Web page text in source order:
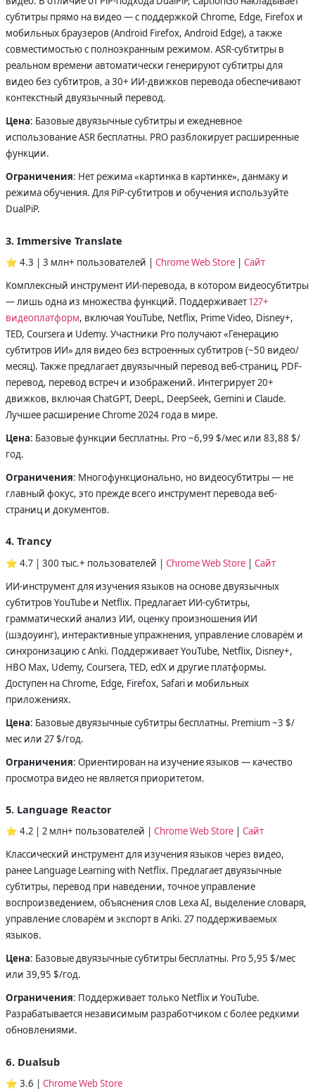
субтитры прямо на видео — с поддержкой Chrome, Edge, Firefox и
мобильных браузеров (Android Firefox, Android Edge), а также
совместимостью с полноэкранным режимом. ASR-субтитры в
реальном времени автоматически генерируют субтитры для
видео без субтитров, а 30+ ИИ-движков перевода обеспечивают
контекстный двуязычный перевод.
Цена: Базовые двуязычные субтитры и ежедневное
использование ASR бесплатны. PRO разблокирует расширенные
функции.
Ограничения: Нет режима «картинка в картинке», данмаку и
режима обучения. Для PiP-субтитров и обучения используйте
DualPiP.
3. Immersive Translate
⭐ 4.3 | 3 млн+ пользователей | Chrome Web Store | Сайт
Комплексный инструмент ИИ-перевода, в котором видеосубтитры
— лишь одна из множества функций. Поддерживает127+
видеоплатформ, включая YouTube, Netflix, Prime Video, Disney+,
TED, Coursera и Udemy. Участники Pro получают «Генерацию
субтитров ИИ» для видео без встроенных субтитров (~50 видео/
месяц). Также предлагает двуязычный перевод веб-страниц, PDF-
перевод, перевод встреч и изображений. Интегрирует 20+
движков, включая ChatGPT, DeepL, DeepSeek, Gemini и Claude.
Лучшее расширение Chrome 2024 года в мире.
Цена: Базовые функции бесплатны. Pro ~6,99 $/мес или 83,88 $/
год.
Ограничения: Многофункционально, но видеосубтитры — не
главный фокус, это прежде всего инструмент перевода веб-
страниц и документов.
4. Trancy
⭐ 4.7 | 300 тыс.+ пользователей | Chrome Web Store | Сайт
ИИ-инструмент для изучения языков на основе двуязычных
субтитров YouTube и Netflix. Предлагает ИИ-субтитры,
грамматический анализ ИИ, оценку произношения ИИ
(шэдоуинг), интерактивные упражнения, управление словарём и
синхронизацию с Anki. Поддерживает YouTube, Netflix, Disney+,
HBO Max, Udemy, Coursera, TED, edX и другие платформы.
Доступен на Chrome, Edge, Firefox, Safari и мобильных
приложениях.
Цена: Базовые двуязычные субтитры бесплатны. Premium ~3 $/
мес или 27 $/год.
Ограничения: Ориентирован на изучение языков — качество
просмотра видео не является приоритетом.
5. Language Reactor
⭐ 4.2 | 2 млн+ пользователей | Chrome Web Store
Сайт
Классический инструмент для изучения языков через видео,
ранее Language Learning with Netflix. Предлагает двуязычные
субтитры, перевод при наведении, точное управление
воспроизведением, объяснения слов Lexa AI, выделение словаря,
управление словарём и экспорт в Anki. 27 поддерживаемых
языков.
Цена: Базовые двуязычные субтитры бесплатны. Pro 5,95 $/мес
или 39,95 $/год.
Ограничения: Поддерживает только Netflix и YouTube.
Разрабатывается независимым разработчиком с более редкими
обновлениями.
6. Dualsub
⭐ 3.6 | Chrome Web Store